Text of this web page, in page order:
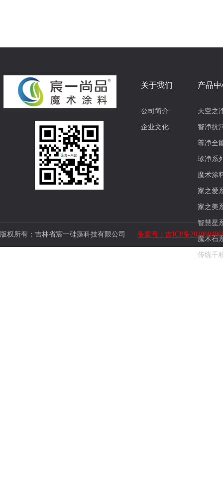
关于我们
公司简介
企业文化
产品
天空之
智净抗
尊净全
珍净系
魔术涂
家之爱
家之美
智慧星
魔术石
传统干
版权所有：吉林省宸一硅藻科技有限公司 备案号：吉ICP备